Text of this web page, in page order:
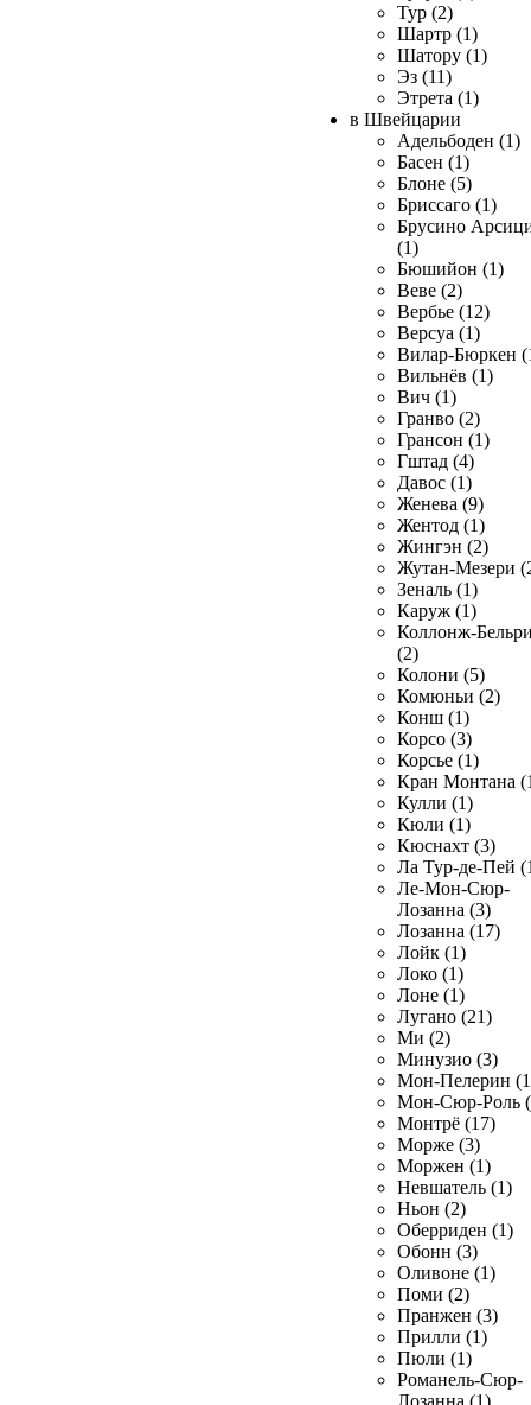
Тур (2)
Шартр (1)
Шатору (1)
Эз (11)
Этрета (1)
в Швейцарии
Адельбоден (1)
Басен (1)
Блоне (5)
Бриссаго (1)
Брусино
(1)
Бюшийон (1)
Веве (2)
Вербье (12)
Версуа (1)
Вилар-Бюркен
Вильнёв (1)
Вич (1)
Гранво (2)
Грансон (1)
Гштад (4)
Давос (1)
Женева (9)
Жентод (1)
Жингэн (2)
Жутан-Мезери
Зеналь (1)
Каруж (1)
Коллонж-
(2)
Колони (5)
Комюньи (2)
Конш (1)
Корсо (3)
Корсье (1)
Кран Монтана
Кулли (1)
Кюли (1)
Кюснахт (3)
Ла Тур-де-Пей
Ле-Мон-Сюр-
Лозанна (3)
Лозанна (17)
Лойк (1)
Локо (1)
Лоне (1)
Лугано (21)
Ми (2)
Минузио (3)
Мон-Пелерин
Мон-Сюр-Роль
Монтрё (17)
Морже (3)
Моржен (1)
Невшатель (1)
Ньон (2)
Оберриден (1)
Обонн (3)
Оливоне (1)
Поми (2)
Пранжен (3)
Прилли (1)
Пюли (1)
Романель-Сюр-
Лозанна (1)